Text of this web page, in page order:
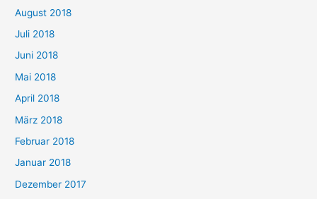
August 2018
Juli 2018
Juni 2018
Mai 2018
April 2018
März 2018
Februar 2018
Januar 2018
Dezember 2017